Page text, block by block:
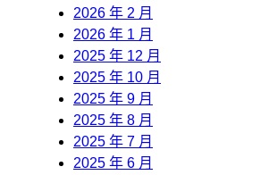
2026 年 2 月
2026 年 1 月
2025 年 12 月
2025 年 10 月
2025 年 9 月
2025 年 8 月
2025 年 7 月
2025 年 6 月